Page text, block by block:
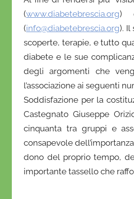
(www.diabetebrescia.org)
(info@diabetebrescia.org). Il
scoperte, terapie, e tutto
diabete e le sue
degli argomenti che
l’associazione ai seguenti
Soddisfazione per la
Castegnato Giuseppe
cinquanta tra gruppi e
consapevole
dono del proprio tempo,
importante tassello che